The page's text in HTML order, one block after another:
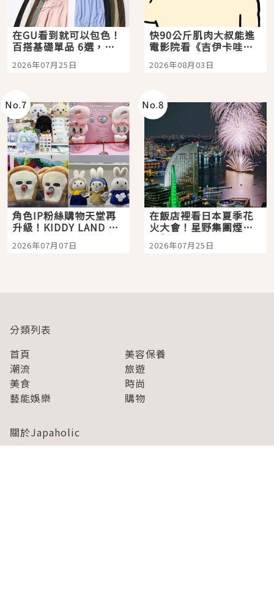
在GU看到就可以包色！
百搭基礎單品 6選，閉
眼全收也不心疼
2026年07月25日
快90公斤肌肉大叔能進
電影院看《吉伊卡哇》
嗎？日本重金屬樂團
「打首」會長與nagano
2026年08月03日
No.7
角色IP粉絲購物天堂再
升級！KIDDY LAND 原
宿店吉伊卡哇迎客，新
開幕 OMOKADO 店3分
2026年07月07日
No.8
在飯店裡看日本夏季花
火大會！星野集團煙火
景觀飯店6選，讓你不用
人擠人悠閒欣賞
2026年07月25日
分類列表
首頁
美容保養
潮流
旅遊
美食
時尚
藝能娛樂
購物
關於Japaholic